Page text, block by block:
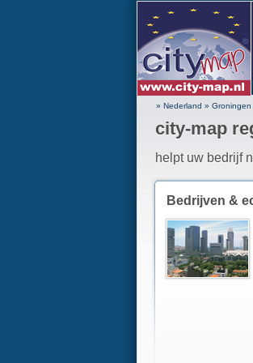
» Nederland » Groningen
city-map
helpt uw bedrijf
Bedrijven &